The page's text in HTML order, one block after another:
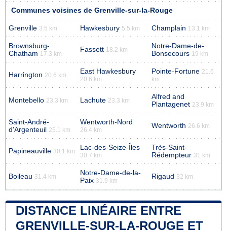
Communes voisines de Grenville-sur-la-Rouge
Grenville 3.5 km Hawkesbury 5.5 km Champlain 13.1 km
Brownsburg-
Chatham 17.3 km
Fassett 18.2 km
Notre-Dame-de-
Bonsecours 19 km
Harrington 20.6 km East Hawkesbury
20.6 km
Pointe-Fortune 21.6
km
Montebello 23.3 km Lachute 23.3 km
Alfred and
Plantagenet 23.9 km
Saint-André-
d'Argenteuil 25.1 km
Wentworth-Nord
26.4 km
Wentworth 26.6 km
Papineauville 30.1 km Lac-des-Seize-Îles
30.7 km
Très-Saint-
Rédempteur 31 km
Boileau 31.4 km
Notre-Dame-de-la-
Paix 31.9 km
Rigaud 32 km
DISTANCE LINÉAIRE ENTRE
GRENVILLE-SUR-LA-ROUGE ET